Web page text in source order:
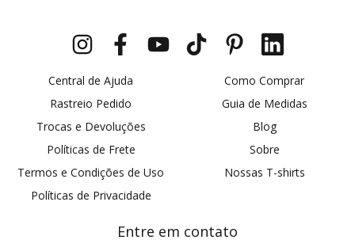
Central de Ajuda
Rastreio Pedido
Trocas e Devoluções
Políticas de Frete
Termos e Condições de Uso
Políticas de Privacidade
Como Comprar
Guia de Medidas
Blog
Sobre
Nossas T-shirts
Entre em contato